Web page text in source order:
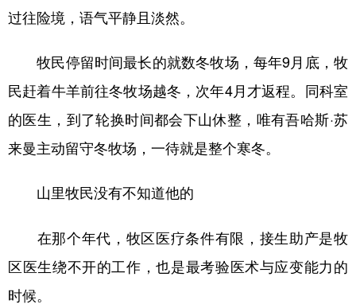
过往险境，语气平静且淡然。
牧民停留时间最长的就数冬牧场，每年9月底，牧
民赶着牛羊前往冬牧场越冬，次年4月才返程。同科室
的医生，到了轮换时间都会下山休整，唯有吾哈斯·苏
来曼主动留守冬牧场，一待就是整个寒冬。
山里牧民没有不知道他的
在那个年代，牧区医疗条件有限，接生助产是牧
区医生绕不开的工作，也是最考验医术与应变能力的
时候。